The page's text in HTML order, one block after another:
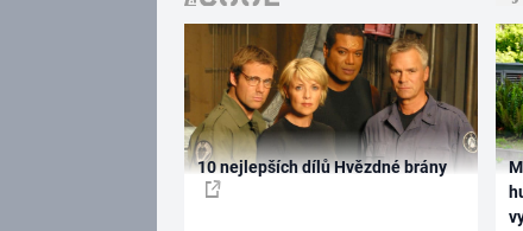
10 nejlepších dílů Hvězdné brány